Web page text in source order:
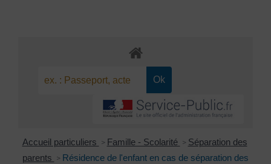
Accueil particuliers > Famille - Scolarité > Séparation des
parents > Résidence de l'enfant en cas de séparation des